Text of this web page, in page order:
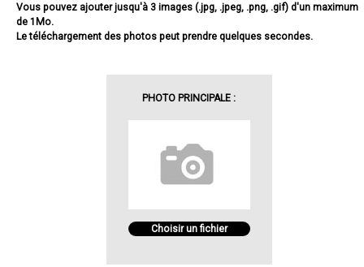
Vous pouvez ajouter jusqu'à 3 images (.jpg, .jpeg, .png, .gif) d'un maximum
de 1Mo.
Le téléchargement des photos peut prendre quelques secondes.
PHOTO PRINCIPALE :
Choisir un fichier